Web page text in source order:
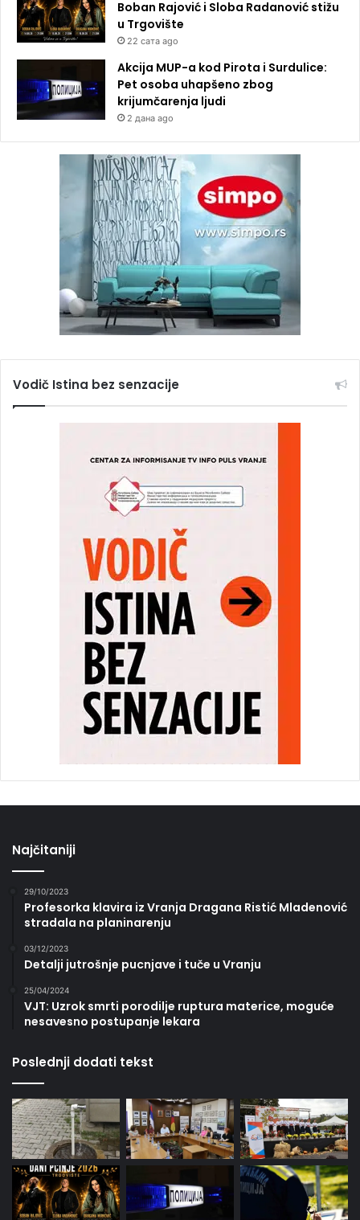
Boban Rajović i Sloba Radanović stižu
u Trgovište
22 сата ago
Akcija MUP-a kod Pirota i Surdulice:
Pet osoba uhapšeno zbog
krijumčarenja ljudi
2 дана ago
Vodič Istina bez senzacije
Najčitaniji
29/10/2023
Profesorka klavira iz Vranja Dragana Ristić Mladenović
stradala na planinarenju
03/12/2023
Detalji jutrošnje pucnjave i tuče u Vranju
25/04/2024
VJT: Uzrok smrti porodilje ruptura materice, moguće
nesavesno postupanje lekara
Poslednji dodati tekst